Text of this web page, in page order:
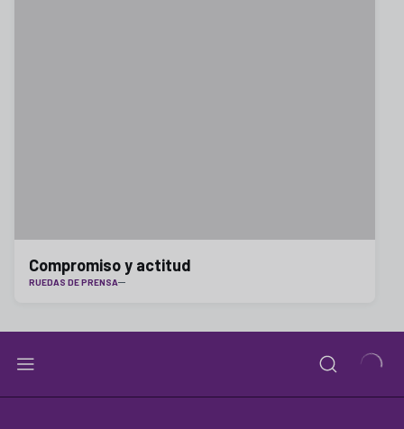
Compromiso y actitud
RUEDAS DE PRENSA